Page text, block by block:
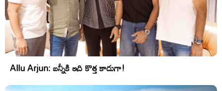
Allu Arjun: బన్నీకి ఇది కొత్త కాదుగా!